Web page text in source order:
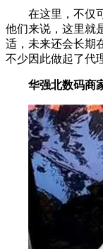
在这里，不仅
他们来说，这里就
适，未来还会长期
不少因此做起了代
华强北数码商